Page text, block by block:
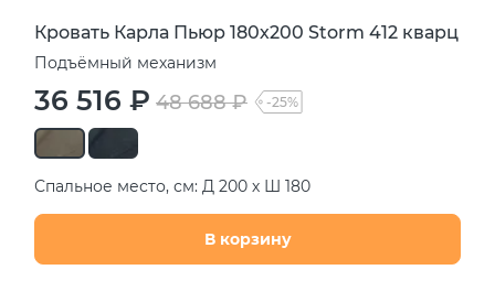
Кровать Карла Пьюр 180х200 Storm 412 кварц
Подъёмный механизм
36 516 ₽ 48 688 ₽ -25%
Спальное место, см: Д 200 х Ш 180
В корзину